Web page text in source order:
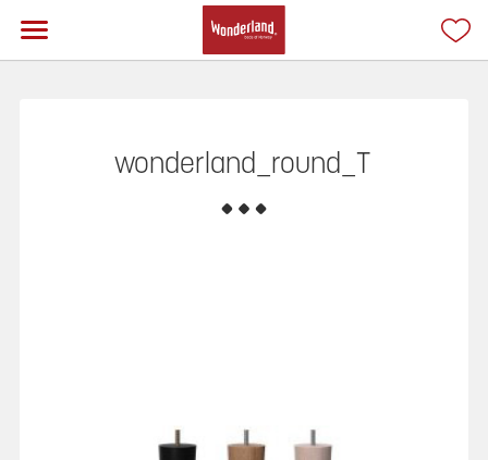
wonderland_round_T